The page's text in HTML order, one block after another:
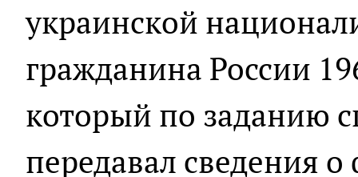
украинской
гражданина России
который по заданию
передавал сведения